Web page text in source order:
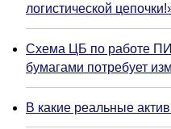
логистической
Схема ЦБ по работе
бумагами потребует
В какие реальные